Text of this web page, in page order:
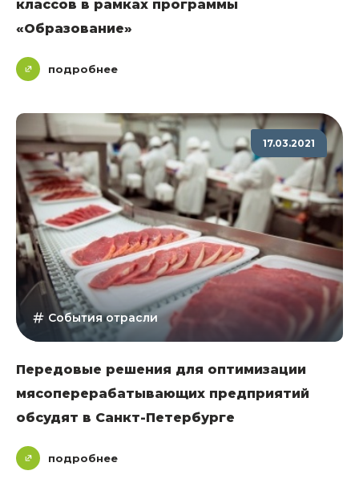
классов в рамках программы
«Образование»
подробнее
17.03.2021
События отрасли
Передовые решения для оптимизации
мясоперерабатывающих предприятий
обсудят в Санкт-Петербурге
подробнее